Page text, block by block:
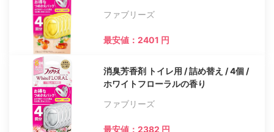
ファブリーズ
最安値：2401 円
消臭芳香剤 トイレ用 / 詰め替え / 4個 /
ホワイトフローラルの香り
ファブリーズ
最安値：2382 円